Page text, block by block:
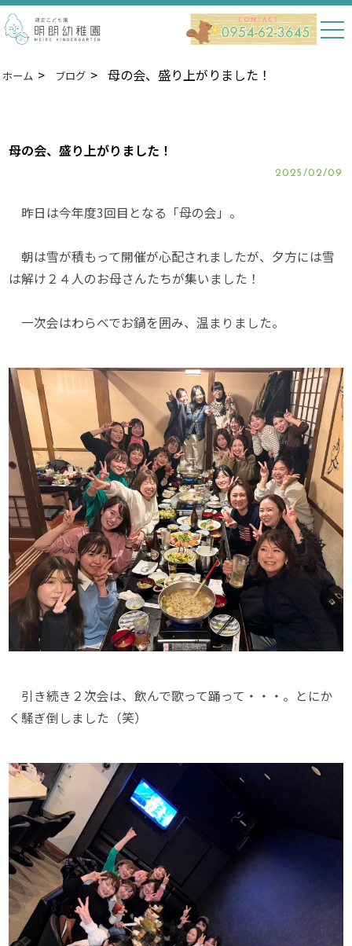
ホーム ブログ 母の会、盛り上がりました！
母の会、盛り上がりました！
2025/02/09
昨日は今年度3回目となる「母の会」。
朝は雪が積もって開催が心配されましたが、夕方には雪
は解け２４人のお母さんたちが集いました！
一次会はわらべでお鍋を囲み、温まりました。
引き続き２次会は、飲んで歌って踊って・・・。とにか
く騒ぎ倒しました（笑）